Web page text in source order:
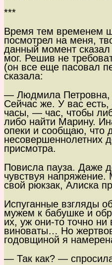
***
Время тем временем
посмотрел на меня,
данный момент
мог. Решив не
(он все еще пасовал
сказала:
— Людмила Петровна,
Сейчас же. У вас
часы, — час, чтобы
либо найти Марину.
опеки и сообщаю, что
несовершеннолетних
присмотра.
Повисла пауза. Даже
чувствуя
свой рюкзак, Алиска
Испуганные взгляды
мужем к бабушке и
их, уж они-то точно
виноваты… Но
годовщиной я
— Так как? —